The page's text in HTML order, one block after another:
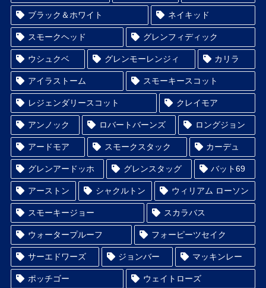
ブラック＆ホワイト ネイキッド
スモークヘッド グレンフィディック
ウシュクベ グレンモーレンジィ カリラ
アイラストーム スモーキースコット
レジェンダリースコット クレイモア
アンノック ロバートバーンズ ロングジョン
アードモア スモークスタック カーデュ
グレンアードッホ グレンスタッグ バット69
アーストン シャクルトン ウィリアム ローソン
スモーキージョー スカラバス
ウォータープルーフ フォーピーツセイク
サーエドワーズ ジョンバー マッキンレー
ポッチゴー ウェイトローズ